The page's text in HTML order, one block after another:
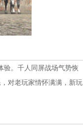
验。千人同屏战场气势恢
对老玩家情怀满满，新玩